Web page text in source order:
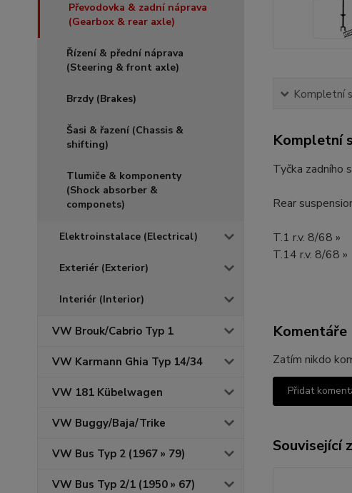
Převodovka & zadní náprava
(Gearbox & rear axle)
Řízení & přední náprava
(Steering & front axle)
Brzdy (Brakes)
Šasi & řazení (Chassis &
shifting)
Tlumiče & komponenty
(Shock absorber &
componets)
Elektroinstalace (Electrical)
Exteriér (Exterior)
Interiér (Interior)
VW Brouk/Cabrio Typ 1
VW Karmann Ghia Typ 14/34
VW 181 Kübelwagen
VW Buggy/Baja/Trike
VW Bus Typ 2 (1967 » 79)
VW Bus Typ 2/1 (1950 » 67)
Kompletní
Kompletní
Tyčka zadního
Rear
T.1 r.v. 8/68 »
T.14 r.v. 8/68 »
Komentáře
Zatím nikdo
Přidat
Související